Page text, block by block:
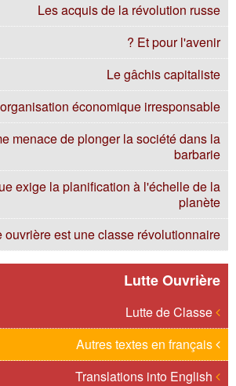
Les acquis de la révolution russe
Et pour l'avenir ?
Le gâchis capitaliste
économique irresponsable
menace de plonger la société dans la
barbarie
exige la planification à l'échelle de la
planète
est une classe révolutionnaire
Lutte Ouvrière